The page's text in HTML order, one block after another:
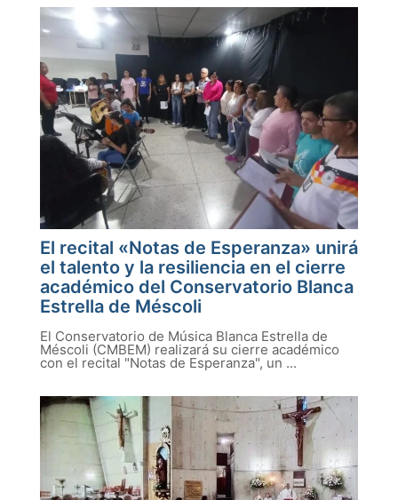
El recital «Notas de Esperanza» unirá
el talento y la resiliencia en el cierre
académico del Conservatorio Blanca
Estrella de Méscoli
El Conservatorio de Música Blanca Estrella de
Méscoli (CMBEM) realizará su cierre académico
con el recital "Notas de Esperanza", un ...